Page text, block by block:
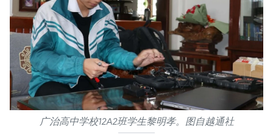
广治高中学校12A2班学生黎明孝。图自越通社